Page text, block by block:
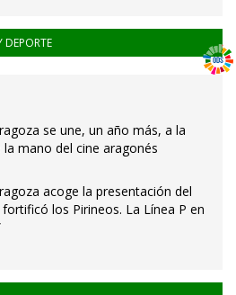
DEPORTE
se une, un año más, a la
mano del cine aragonés
acoge la presentación del
los Pirineos. La Línea P en